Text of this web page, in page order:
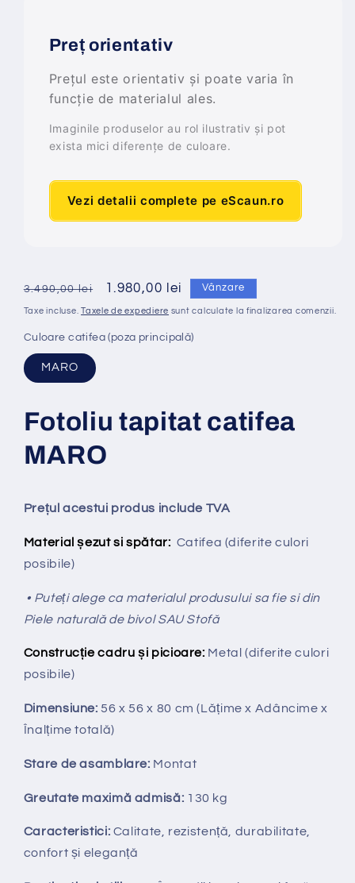
Preț orientativ
Prețul este orientativ și poate varia în
funcție de materialul ales.
Imaginile produselor au rol ilustrativ și pot
exista mici diferențe de culoare.
Vezi detalii complete pe eScaun.ro
Preț
obișnuit
3.490,00 lei
Preț
redus
1.980,00 lei Vânzare
Taxe incluse.Taxele de expediere sunt calculate la finalizarea comenzii.
Culoare catifea (poza principală)
MARO
Fotoliu tapitat catifea
MARO
Prețul acestui produs include TVA
Material șezut si spătar: Catifea (diferite culori
posibile)
• Puteți alege ca materialul produsului sa fie si din
Piele naturală de bivol SAU Stofă
Construcție cadru și picioare: Metal (diferite culori
posibile)
Dimensiune: 56 x 56 x 80 cm(Lățime x Adâncime x
Înalțime totală)
Stare de asamblare: Montat
Greutate maximă admisă: 130 kg
Caracteristici: Calitate, rezistență, durabilitate,
confort și eleganță